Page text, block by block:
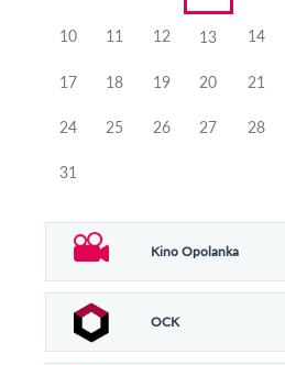
10 11 12 13 14
17 18 19 20 21
24 25 26 27 28
31
Kino Opolanka
OCK